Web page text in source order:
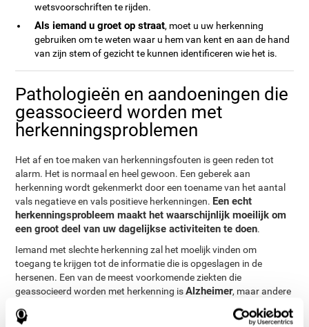
wetsvoorschriften te rijden.
Als iemand u groet op straat, moet u uw herkenning
gebruiken om te weten waar u hem van kent en aan de hand
van zijn stem of gezicht te kunnen identificeren wie het is.
Pathologieën en aandoeningen die
geassocieerd worden met
herkenningsproblemen
Het af en toe maken van herkenningsfouten is geen reden tot
alarm. Het is normaal en heel gewoon. Een geberek aan
herkenning wordt gekenmerkt door een toename van het aantal
vals negatieve en vals positieve herkenningen. Een echt
herkenningsprobleem maakt het waarschijnlijk moeilijk om
een groot deel van uw dagelijkse activiteiten te doen.
Iemand met slechte herkenning zal het moelijk vinden om
toegang te krijgen tot de informatie die is opgeslagen in de
hersenen. Een van de meest voorkomende ziekten die
geassocieerd worden met herkenning isAlzheimer, maar andere
zien. Veranderingen in herkenning zijn ook gebruikelijk bij